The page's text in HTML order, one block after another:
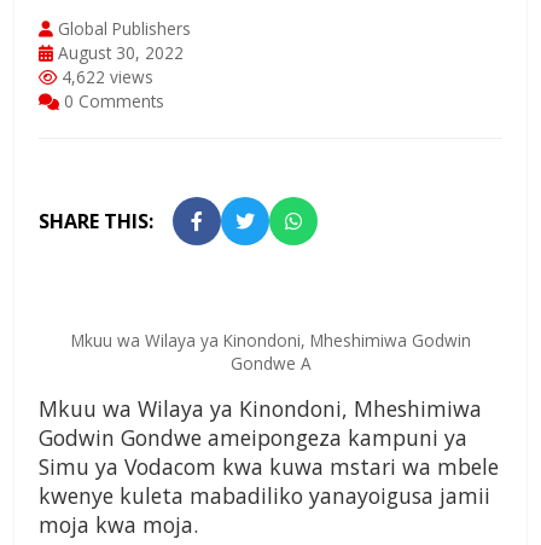
Global Publishers
August 30, 2022
4,622 views
0 Comments
SHARE THIS:
Mkuu wa Wilaya ya Kinondoni, Mheshimiwa Godwin
Gondwe A
Mkuu wa Wilaya ya Kinondoni, Mheshimiwa
Godwin Gondwe ameipongeza kampuni ya
Simu ya Vodacom kwa kuwa mstari wa mbele
kwenye kuleta mabadiliko yanayoigusa jamii
moja kwa moja.